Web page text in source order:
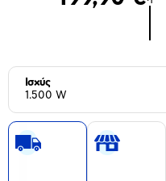
Ισχύς
1.500 W